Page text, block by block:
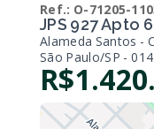
Ref.: O-71205-
JPS 927 Apto
Alameda Santos -
São Paulo/SP -